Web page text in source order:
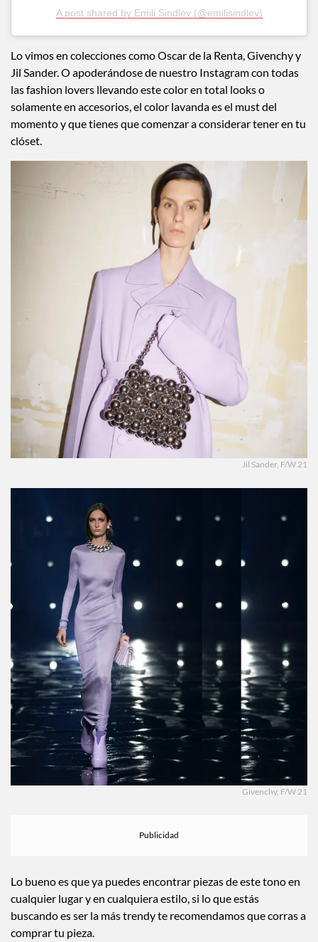
A post shared by Emili Sindlev (@emilisindlev)
Lo vimos en colecciones como Oscar de la Renta, Givenchy y
Jil Sander. O apoderándose de nuestro Instagram con todas
las fashion lovers llevando este color en total looks o
solamente en accesorios, el color lavanda es el must del
momento y que tienes que comenzar a considerar tener en tu
clóset.
Jil Sander, F/W 21
Givenchy, F/W 21
Lo bueno es que ya puedes encontrar piezas de este tono en
cualquier lugar y en cualquiera estilo, si lo que estás
buscando es ser la más trendy te recomendamos que corras a
comprar tu pieza.